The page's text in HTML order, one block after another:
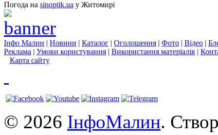
Погода на sinoptik.ua у Житомирі
Інфо Малин | Новини | Каталог | Оголошення | Фото | Відео |
Реклама | Умови користування | Використання матеріалів |
Карта сайту
© 2026 ІнфоМалин.